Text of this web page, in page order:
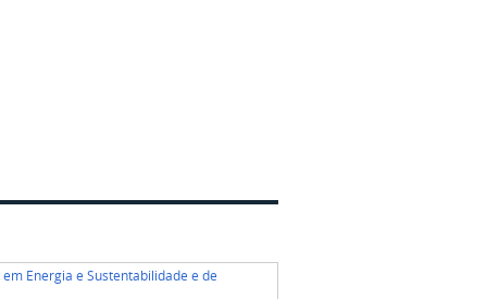
Energia e Sustentabilidade e de